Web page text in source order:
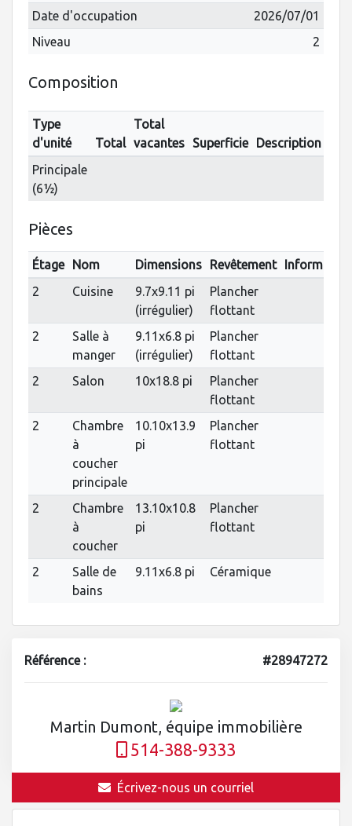
Date d'occupation
2026/07/01
Niveau
2
Composition
Type
d'unité
Total
Total
vacantes
Superficie
Description
Principale
(6½)
Pièces
Étage Nom Dimensions Revêtement
2
Cuisine
9.7x9.11 pi
(irrégulier)
Plancher
flottant
2
Salle à
manger
9.11x6.8 pi
(irrégulier)
Plancher
flottant
2
Salon 10x18.8 pi
Plancher
flottant
2
Chambre
à
coucher
principale
10.10x13.9
pi
Plancher
flottant
2
Chambre
à
coucher
13.10x10.8
pi
Plancher
flottant
2
Salle de
bains
9.11x6.8 pi Céramique
Référence : #28947272
Martin Dumont, équipe immobilière
514-388-9333
Écrivez-nous un courriel